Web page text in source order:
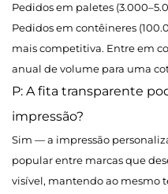
Pedidos em paletes
Pedidos em contêineres
mais competitiva. Entre em
anual de volume para uma
P: A fita transparente
impressão?
Sim — a impressão
popular entre marcas que
visível, mantendo ao mesmo